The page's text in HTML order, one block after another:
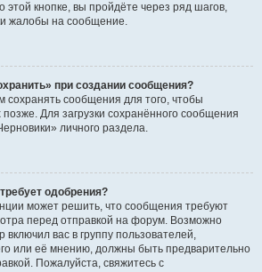
кнопке, вы пройдёте через ряд шагов,
жалобы на сообщение.
при создании сообщения?
сохранять сообщения для того, чтобы
позже. Для загрузки сохранённого сообщения
личного раздела.
одобрения?
может решить, что сообщения требуют
перед отправкой на форум. Возможно
включил вас в группу пользователей,
или её мнению, должны быть предварительно
Пожалуйста, свяжитесь с